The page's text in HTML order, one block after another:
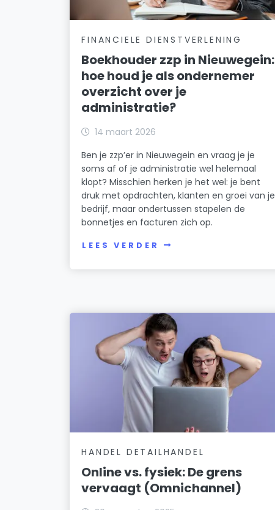
FINANCIELE DIENSTVERLENING
Boekhouder zzp in Nieuwegein:
hoe houd je als ondernemer
overzicht over je
administratie?
14 maart 2026
Ben je zzp’er in Nieuwegein en vraag je je
soms af of je administratie wel helemaal
klopt? Misschien herken je het wel: je bent
druk met opdrachten, klanten en groei van je
bedrijf, maar ondertussen stapelen de
bonnetjes en facturen zich op.
LEES VERDER
HANDEL DETAILHANDEL
Online vs. fysiek: De grens
vervaagt (Omnichannel)